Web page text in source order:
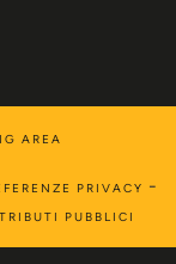
PRIVACY -
PUBBLICI
AREA